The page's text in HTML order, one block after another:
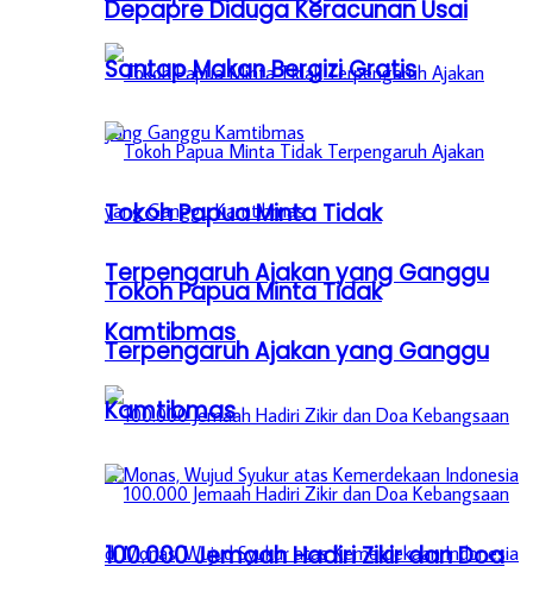
Tokoh Papua Minta Tidak
Terpengaruh Ajakan yang Ganggu
Kamtibmas
100.000 Jemaah Hadiri Zikir dan Doa
Depapre Diduga Keracunan Usai
Santap Makan Bergizi Gratis
Tokoh Papua Minta Tidak
Terpengaruh Ajakan yang Ganggu
Kamtibmas